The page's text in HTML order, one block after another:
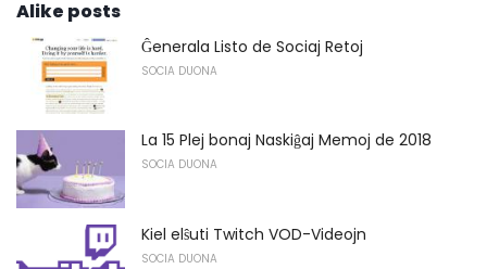
Alike posts
Ĝenerala Listo de Sociaj Retoj
SOCIA DUONA
La 15 Plej bonaj Naskiĝaj Memoj de 2018
SOCIA DUONA
Kiel elŝuti Twitch VOD-Videojn
SOCIA DUONA